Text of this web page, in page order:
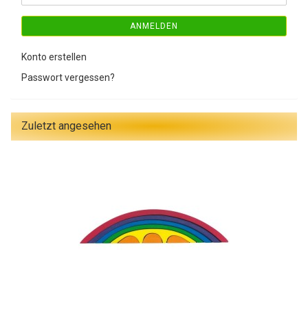
ANMELDEN
Konto erstellen
Passwort vergessen?
Zuletzt angesehen